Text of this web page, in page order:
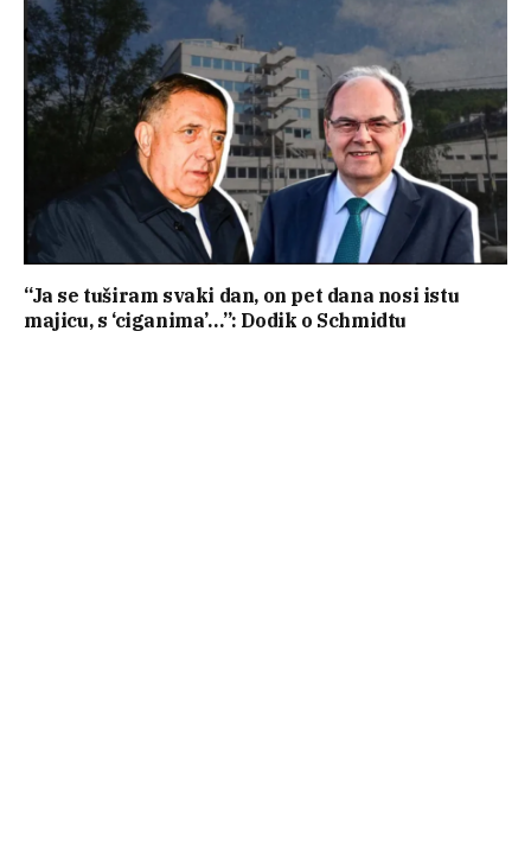
“Ja se tuširam svaki dan, on pet dana nosi istu
majicu, s ‘ciganima’…”: Dodik o Schmidtu